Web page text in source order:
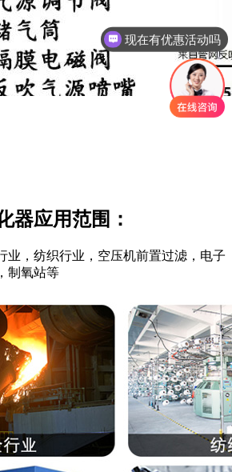
器应用范围：
，纺织行业，空压机前置过滤，电子
制氧站等
现在有优惠活动吗